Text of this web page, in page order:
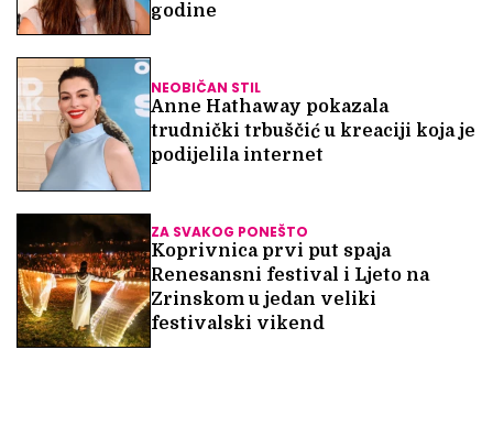
godine
NEOBIČAN STIL
Anne Hathaway pokazala
trudnički trbuščić u kreaciji koja je
podijelila internet
ZA SVAKOG PONEŠTO
Koprivnica prvi put spaja
Renesansni festival i Ljeto na
Zrinskom u jedan veliki
festivalski vikend